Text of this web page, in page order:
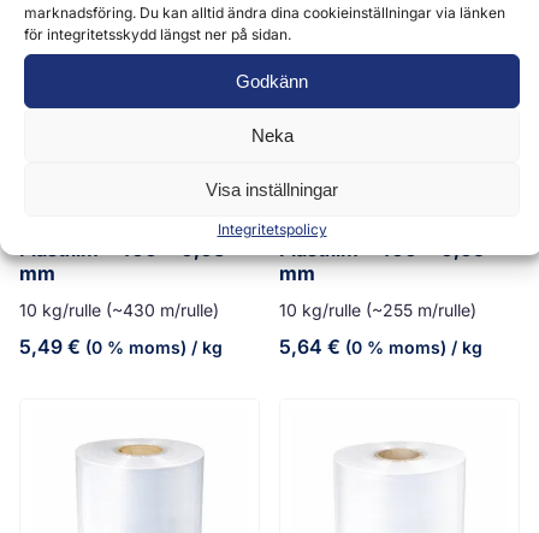
marknadsföring. Du kan alltid ändra dina cookieinställningar via länken
för integritetsskydd längst ner på sidan.
Godkänn
Neka
Visa inställningar
Integritetspolicy
mm
10 kg/rulle (~430 m/rulle)
5,49 € (0 % moms) / kg
mm
10 kg/rulle (~255 m/rulle)
5,64 € (0 % moms) / kg